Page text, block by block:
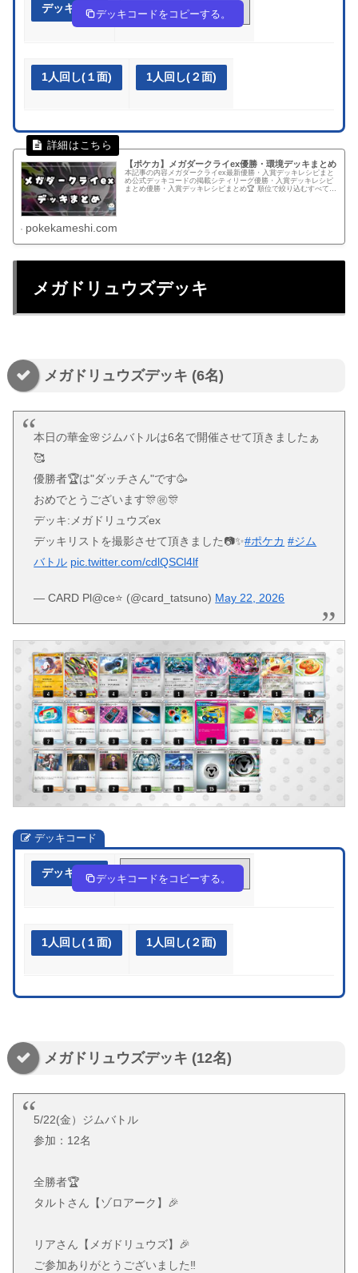
デッキ作成 8YcGD8-WYXMyU-cGJYcc
デッキコードをコピーする。
1人回し(１面) 1人回し(２面)
【ポケカ】メガダークライex優勝・環境デッキまとめ
本記事の内容メガダークライex最新優勝・入賞デッキレシピまと
め公式デッキコードの掲載シティリーグ優勝・入賞デッキレシピ
まとめ優勝・入賞デッキレシピまとめ🏆 順位で絞り込むすべて優
pokekameshi.com
メガドリュウズデッキ
メガドリュウズデッキ (6名)
本日の華金🌸ジムバトルは6名で開催させて頂きましたぁ
🥰
優勝者🏆は"ダッチさん"です🥳
おめでとうございます🎊㊗️🎊
デッキ:メガドリュウズex
デッキリストを撮影させて頂きました📷✨#ポケカ #ジム
バトル pic.twitter.com/cdlQSCl4lf
— CARD Pl@ce⭐️ (@card_tatsuno) May 22, 2026
デッキコード
デッキ作成 YYG88c-iWQkQ0-88Y48Y
デッキコードをコピーする。
1人回し(１面) 1人回し(２面)
メガドリュウズデッキ (12名)
5/22(金）ジムバトル
参加：12名
全勝者🏆
タルトさん【ゾロアーク】🎉
リアさん【メガドリュウズ】🎉
ご参加ありがとうございました‼️